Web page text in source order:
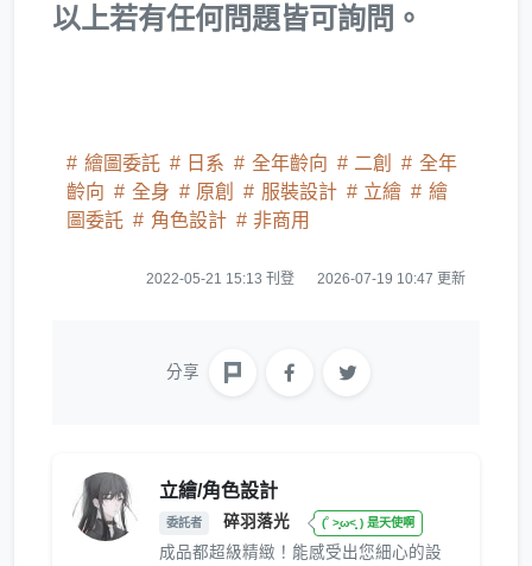
以上若有任何問題皆可詢問。
繪圖委託 日系 全年齡向 二創
全年
齡向
全身 原創 服裝設計 立繪
繪
圖委託
角色設計 非商用
2022-05-21 15:13 刊登 2026-07-19 10:47 更新
分享
立繪/角色設計
委託者 碎羽落光 (˚ ˃̣̣̥ω˂̣̣̥ ) 是天使啊
成品都超級精緻！能感受出您細心的設